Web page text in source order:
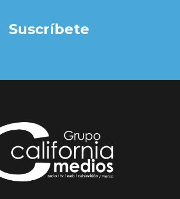
Suscríbete